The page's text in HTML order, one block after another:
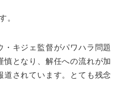
。
・キジェ監督がパワハラ問題
慎となり、解任への流れが加
道されています。とても残念